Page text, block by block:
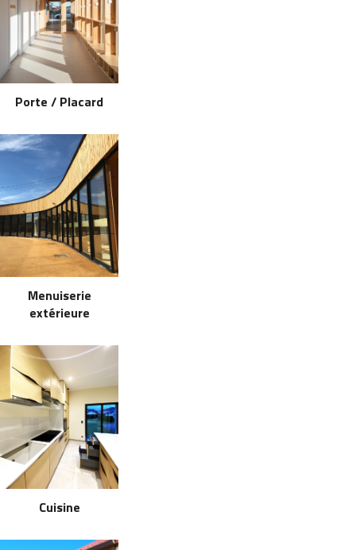
Porte / Placard
Menuiserie
extérieure
Cuisine